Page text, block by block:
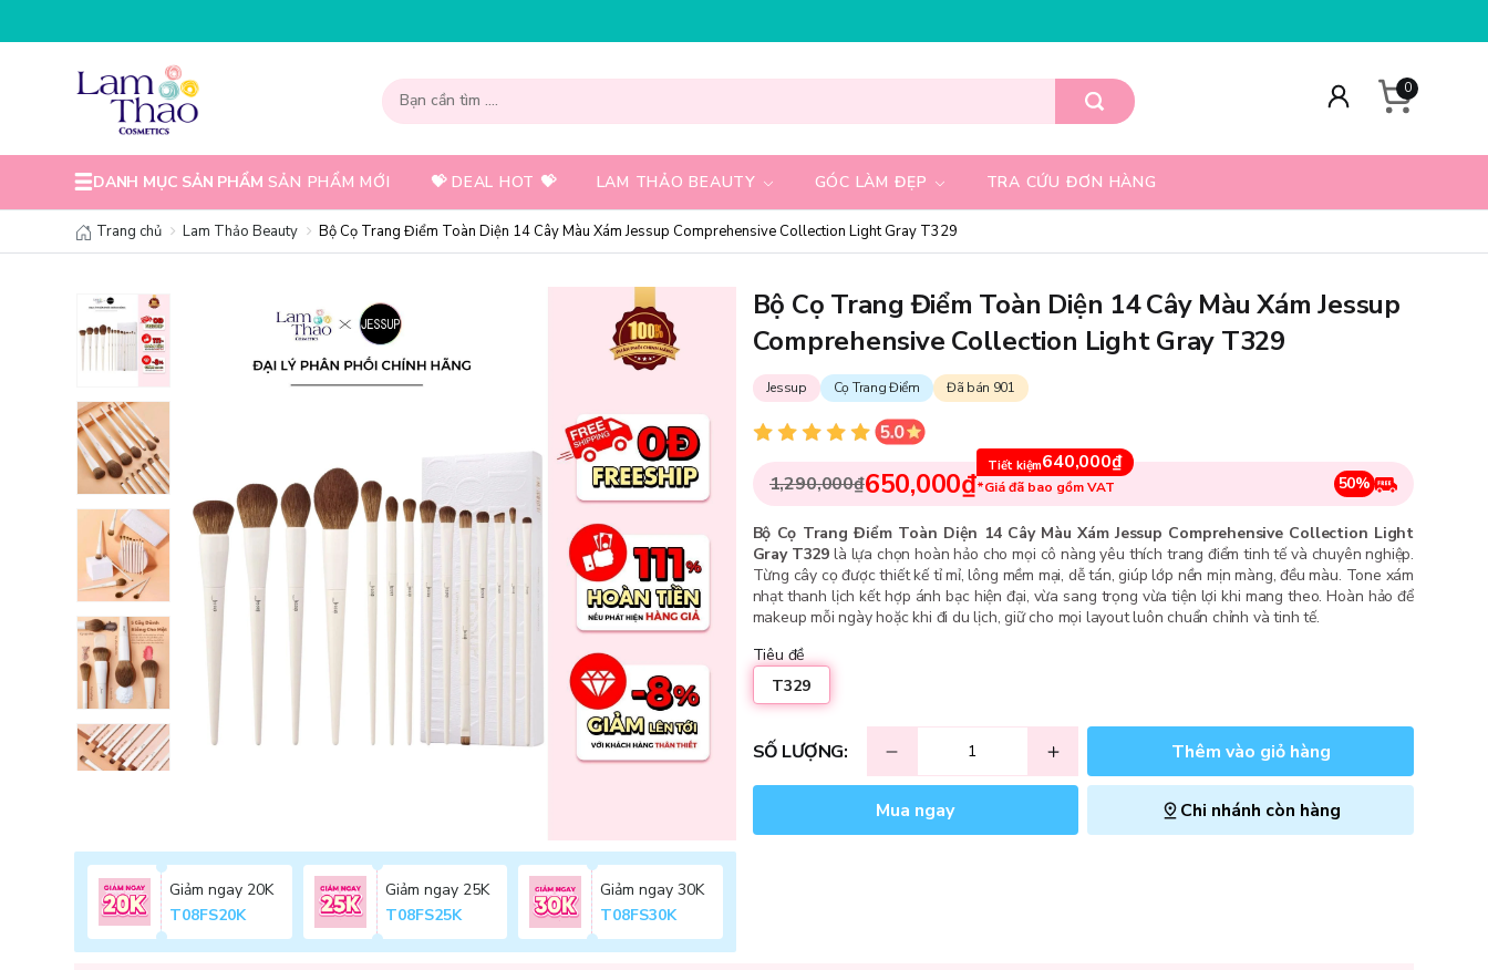
0
DANH MỤC SẢN PHẨM SẢN PHẨM MỚI 💝 DEAL HOT 💝 LAM THẢO BEAUTY GÓC LÀM ĐẸP TRA CỨU ĐƠN HÀNG
Trang chủ Lam Thảo Beauty Bộ Cọ Trang Điểm Toàn Diện 14 Cây Màu Xám Jessup Comprehensive Collection Light Gray T329
Giảm ngay 20K
T08FS20K
Giảm ngay 25K
T08FS25K
Giảm ngay 30K
T08FS30K
Bộ Cọ Trang Điểm Toàn Diện 14 Cây Màu Xám Jessup
Comprehensive Collection Light Gray T329
Jessup Cọ Trang Điểm Đã bán 901
1,290,000₫650,000₫
Tiết kiệm640,000₫
*Giá đã bao gồm VAT 50%
Bộ Cọ Trang Điểm Toàn Diện 14 Cây Màu Xám Jessup Comprehensive Collection Light
Gray T329là lựa chọn hoàn hảo cho mọi cô nàng yêu thích trang điểm tinh tế và chuyên nghiệp.
Từng cây cọ được thiết kế tỉ mỉ, lông mềm mại, dễ tán, giúp lớp nền mịn màng, đều màu. Tone xám
nhạt thanh lịch kết hợp ánh bạc hiện đại, vừa sang trọng vừa tiện lợi khi mang theo. Hoàn hảo để
makeup mỗi ngày hoặc khi đi du lịch, giữ cho mọi layout luôn chuẩn chỉnh và tinh tế.
Tiêu đề
T329
SỐ LƯỢNG: Thêm vào giỏ hàng
Mua ngay Chi nhánh còn hàng